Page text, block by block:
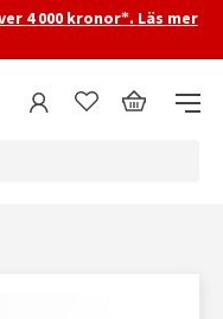
4 000 kronor*. Läs mer